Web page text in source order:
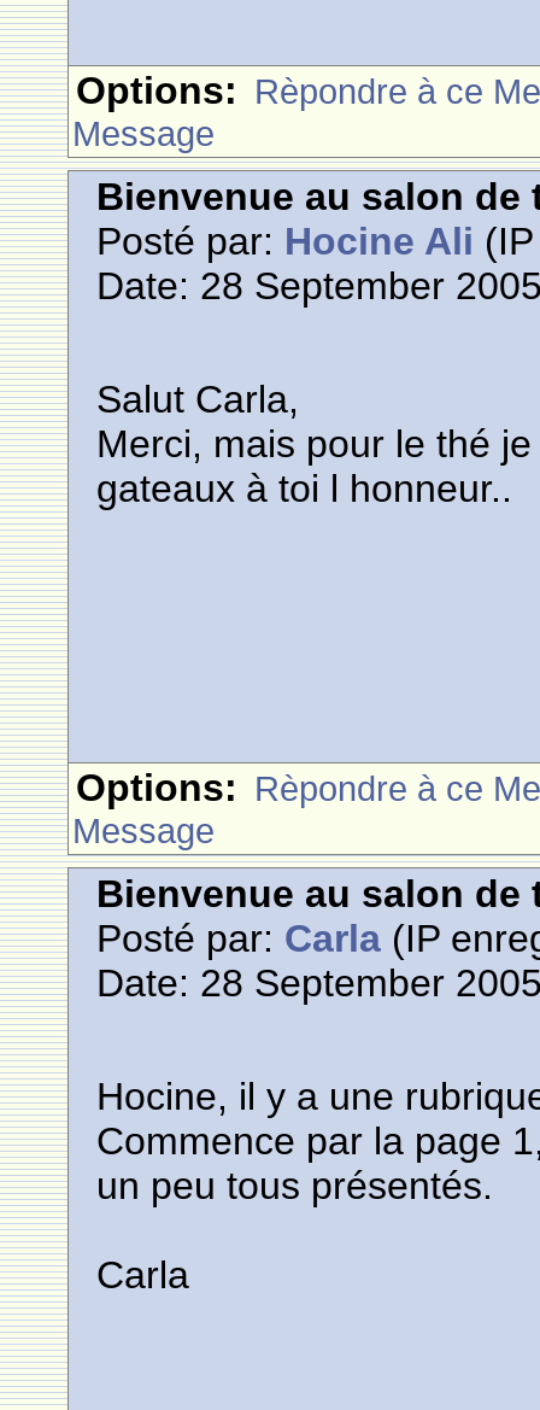
Options: Rèpondre à ce
Message
Bienvenue au salon de
Posté par: Hocine Ali
Date: 28 September
Salut Carla,
Merci, mais pour le thé
gateaux à toi l honneur..
Options: Rèpondre à ce
Message
Bienvenue au salon de
Posté par: Carla (IP
Date: 28 September
Hocine, il y a une
Commence par la page
un peu tous présentés.
Carla